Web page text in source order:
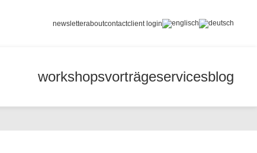
newsletteraboutcontactclient login
workshopsvorträgeservicesblog